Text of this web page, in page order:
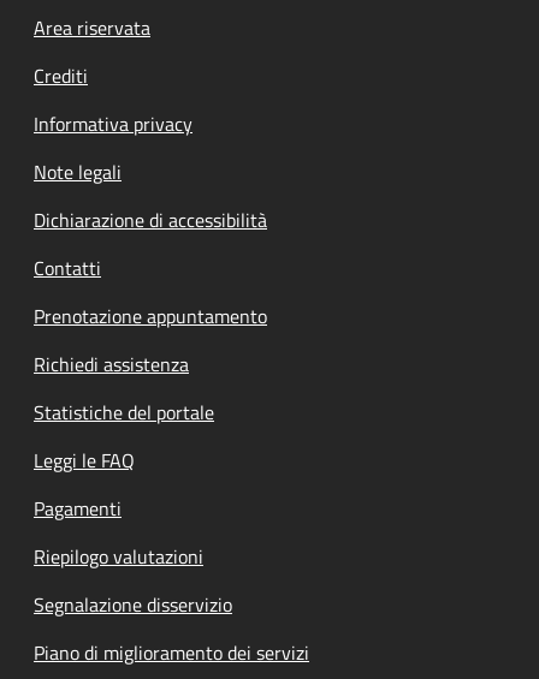
Footer menu
Area riservata
Crediti
Informativa privacy
Note legali
Dichiarazione di accessibilità
Contatti
Prenotazione appuntamento
Richiedi assistenza
Statistiche del portale
Leggi le FAQ
Pagamenti
Riepilogo valutazioni
Segnalazione disservizio
Piano di miglioramento dei servizi